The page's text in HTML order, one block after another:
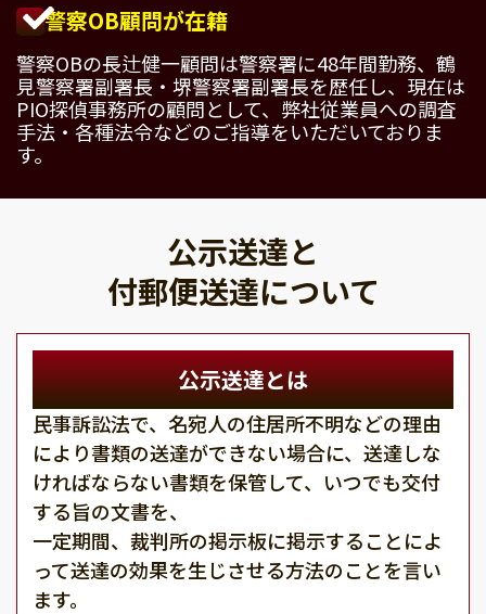
警察OB顧問が在籍
警察OBの長辻健一顧問は警察署に48年間勤務、鶴
見警察署副署長・堺警察署副署長を歴任し、現在は
PIO探偵事務所の顧問として、弊社従業員への調査
手法・各種法令などのご指導をいただいておりま
す。
公示送達と
付郵便送達について
公示送達とは
民事訴訟法で、名宛人の住居所不明などの理由
により書類の送達ができない場合に、送達しな
ければならない書類を保管して、いつでも交付
する旨の文書を、
一定期間、裁判所の掲示板に掲示することによ
って送達の効果を生じさせる方法のことを言い
ます。